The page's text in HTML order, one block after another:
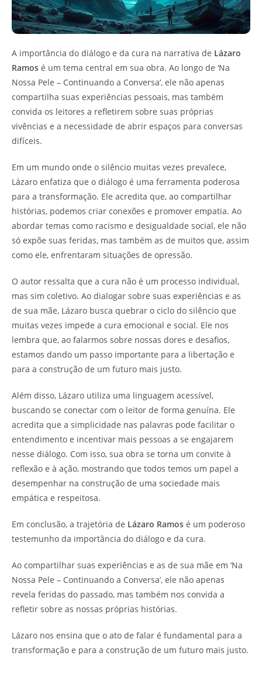
A importância do diálogo e da cura na narrativa de Lázaro
Ramos é um tema central em sua obra. Ao longo de ‘Na
Nossa Pele – Continuando a Conversa’, ele não apenas
compartilha suas experiências pessoais, mas também
convida os leitores a refletirem sobre suas próprias
vivências e a necessidade de abrir espaços para conversas
difíceis.
Em um mundo onde o silêncio muitas vezes prevalece,
Lázaro enfatiza que o diálogo é uma ferramenta poderosa
para a transformação. Ele acredita que, ao compartilhar
histórias, podemos criar conexões e promover empatia. Ao
abordar temas como racismo e desigualdade social, ele não
só expõe suas feridas, mas também as de muitos que, assim
como ele, enfrentaram situações de opressão.
O autor ressalta que a cura não é um processo individual,
mas sim coletivo. Ao dialogar sobre suas experiências e as
de sua mãe, Lázaro busca quebrar o ciclo do silêncio que
muitas vezes impede a cura emocional e social. Ele nos
lembra que, ao falarmos sobre nossas dores e desafios,
estamos dando um passo importante para a libertação e
para a construção de um futuro mais justo.
Além disso, Lázaro utiliza uma linguagem acessível,
buscando se conectar com o leitor de forma genuína. Ele
acredita que a simplicidade nas palavras pode facilitar o
entendimento e incentivar mais pessoas a se engajarem
nesse diálogo. Com isso, sua obra se torna um convite à
reflexão e à ação, mostrando que todos temos um papel a
desempenhar na construção de uma sociedade mais
empática e respeitosa.
Em conclusão, a trajetória de Lázaro Ramos é um poderoso
testemunho da importância do diálogo e da cura.
Ao compartilhar suas experiências e as de sua mãe em ‘Na
Nossa Pele – Continuando a Conversa’, ele não apenas
revela feridas do passado, mas também nos convida a
refletir sobre as nossas próprias histórias.
Lázaro nos ensina que o ato de falar é fundamental para a
transformação e para a construção de um futuro mais justo.